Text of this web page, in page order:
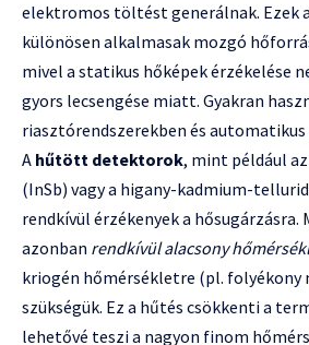
elektromos töltést generálnak. Ezek
különösen alkalmasak mozgó
mivel a statikus hőképek érzékelése
gyors lecsengése miatt. Gyakran
riasztórendszerekben és
A hűtött detektorok, mint például
(InSb) vagy a higany-kadmium-
rendkívül érzékenyek a hősugárzásra.
azonban rendkívül alacsony
kriogén hőmérsékletre (pl. folyékony
szükségük. Ez a hűtés csökkenti a
lehetővé teszi a nagyon finom